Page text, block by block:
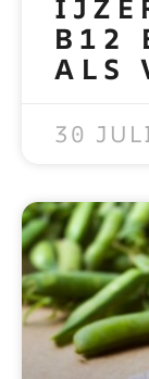
B12
ALS
30